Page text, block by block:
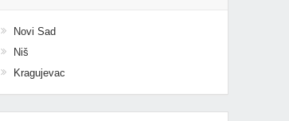
Novi Sad
Niš
Kragujevac